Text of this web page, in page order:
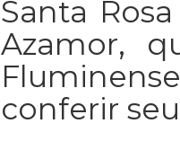
Santa
Azamor,
conferir